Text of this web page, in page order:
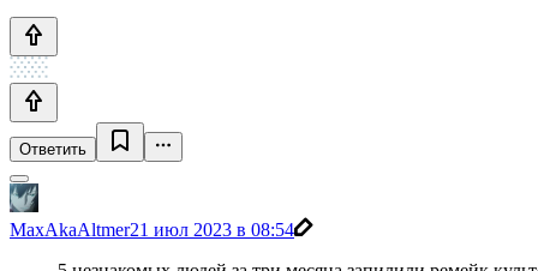
Ответить
MaxAkaAltmer21 июл 2023 в 08:54